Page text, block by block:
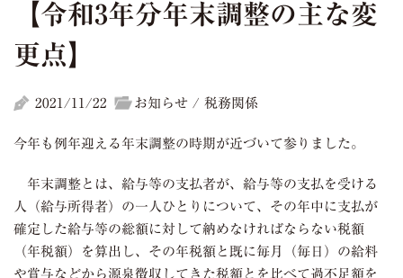
【令和3年分年末調整の主な変
更点】
2021/11/22 お知らせ / 税務関係
今年も例年迎える年末調整の時期が近づいて参りました。
年末調整とは、給与等の支払者が、給与等の支払を受ける
人（給与所得者）の一人ひとりについて、その年中に支払が
確定した給与等の総額に対して納めなければならない税額
（年税額）を算出し、その年税額と既に毎月（毎日）の給料
や賞与などから源泉徴収してきた税額とを比べて過不足額を